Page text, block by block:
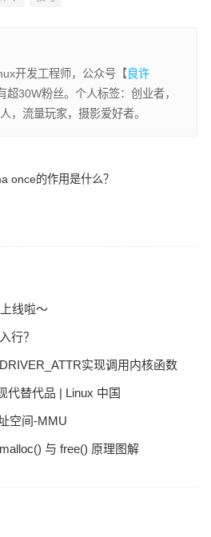
开发工程师，公众号【 良许
超30W粉丝。个人标签：创业者，
，流量玩家，摄影爱好者。
once的作用是什么？
线啦～
行？
实现调用内核函数
代替代品 | Linux 中国
空间-MMU
与 free() 原理图解